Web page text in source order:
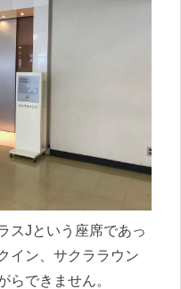
スJという座席であっ
イン、サクララウン
らできません。